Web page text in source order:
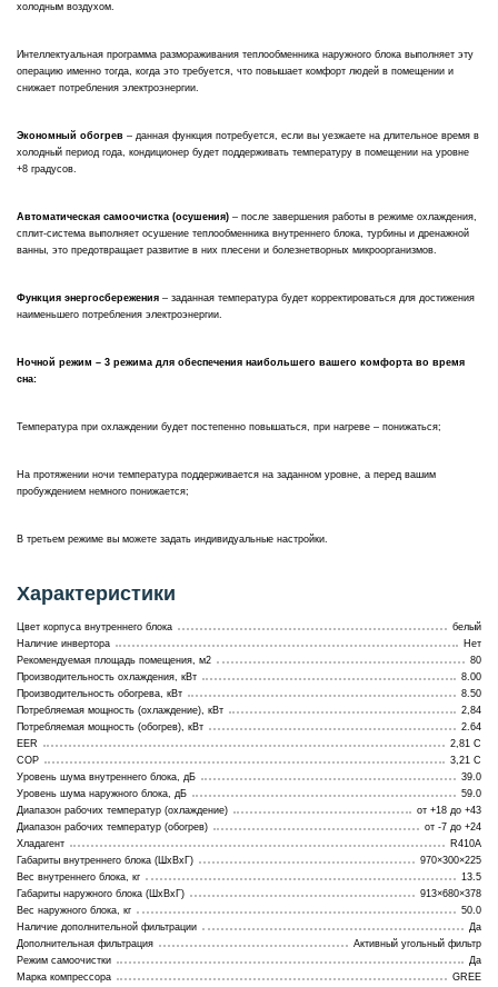
холодным воздухом.
Интеллектуальная программа размораживания теплообменника наружного блока выполняет эту
операцию именно тогда, когда это требуется, что повышает комфорт людей в помещении и
снижает потребления электроэнергии.
Экономный обогрев – данная функция потребуется, если вы уезжаете на длительное время в
холодный период года, кондиционер будет поддерживать температуру в помещении на уровне
+8 градусов.
Автоматическая самоочистка (осушения) – после завершения работы в режиме охлаждения,
сплит-система выполняет осушение теплообменника внутреннего блока, турбины и дренажной
ванны, это предотвращает развитие в них плесени и болезнетворных микроорганизмов.
Функция энергосбережения – заданная температура будет корректироваться для достижения
наименьшего потребления электроэнергии.
Ночной режим – 3 режима для обеспечения наибольшего вашего комфорта во время
сна:
Температура при охлаждении будет постепенно повышаться, при нагреве – понижаться;
На протяжении ночи температура поддерживается на заданном уровне, а перед вашим
пробуждением немного понижается;
В третьем режиме вы можете задать индивидуальные настройки.
Характеристики
Цвет корпуса внутреннего блока
белый
Наличие инвертора
Нет
Рекомендуемая площадь помещения, м2
80
Производительность охлаждения, кВт
8.00
Производительность обогрева, кВт
8.50
Потребляемая мощность (охлаждение), кВт
2,84
Потребляемая мощность (обогрев), кВт
2.64
EER
2,81 С
COP
3,21 С
Уровень шума внутреннего блока, дБ
39.0
Уровень шума наружного блока, дБ
59.0
Диапазон рабочих температур (охлаждение)
от +18 до +43
Диапазон рабочих температур (обогрев)
от -7 до +24
Хладагент
R410A
Габариты внутреннего блока (ШхВхГ)
970×300×225
Вес внутреннего блока, кг
13.5
Габариты наружного блока (ШхВхГ)
913×680×378
Вес наружного блока, кг
50.0
Наличие дополнительной фильтрации
Да
Дополнительная фильтрация
Активный угольный фильтр
Режим самоочистки
Да
Марка компрессора
GREE